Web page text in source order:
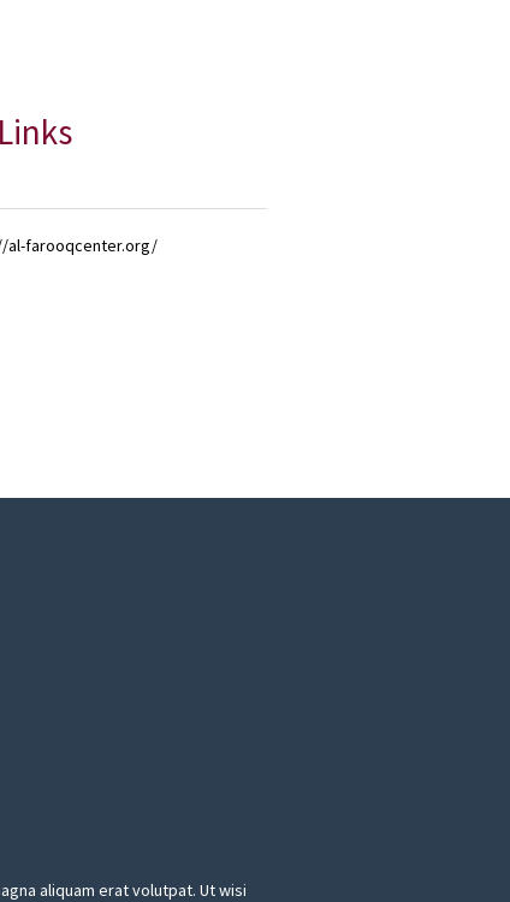
al-farooqcenter.org/
aliquam erat volutpat. Ut wisi